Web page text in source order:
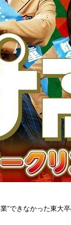
できなかった東大